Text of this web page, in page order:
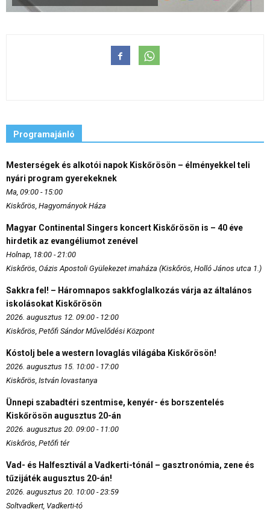
Programajánló
Mesterségek és alkotói napok Kiskőrösön – élményekkel teli
nyári program gyerekeknek
Ma, 09:00 - 15:00
Kiskőrös, Hagyományok Háza
Magyar Continental Singers koncert Kiskőrösön is – 40 éve
hirdetik az evangéliumot zenével
Holnap, 18:00 - 21:00
Kiskőrös, Oázis Apostoli Gyülekezet imaháza (Kiskőrös, Holló János utca 1.)
Sakkra fel! – Háromnapos sakkfoglalkozás várja az általános
iskolásokat Kiskőrösön
2026. augusztus 12. 09:00 - 12:00
Kiskőrös, Petőfi Sándor Művelődési Központ
Kóstolj bele a western lovaglás világába Kiskőrösön!
2026. augusztus 15. 10:00 - 17:00
Kiskőrös, István lovastanya
Ünnepi szabadtéri szentmise, kenyér- és borszentelés
Kiskőrösön augusztus 20-án
2026. augusztus 20. 09:00 - 11:00
Kiskőrös, Petőfi tér
Vad- és Halfesztivál a Vadkerti-tónál – gasztronómia, zene és
tűzijáték augusztus 20-án!
2026. augusztus 20. 10:00 - 23:59
Soltvadkert, Vadkerti-tó